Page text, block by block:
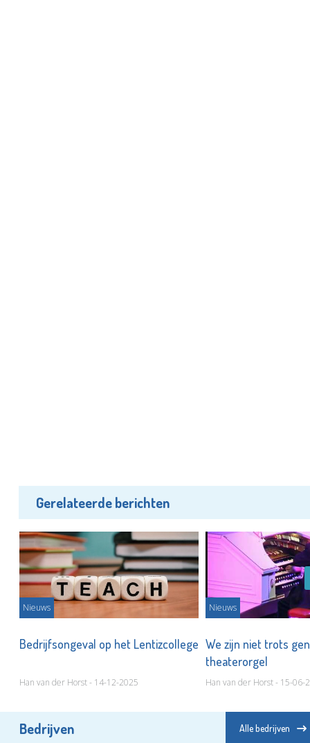
Gerelateerde berichten
Nieuws
Bedrijfsongeval op het Lentizcollege
Han van der Horst - 14-12-2025
Nieuws
We zijn niet trots
theaterorgel
Han van der Horst - 15-06-
Bedrijven Alle bedrijven